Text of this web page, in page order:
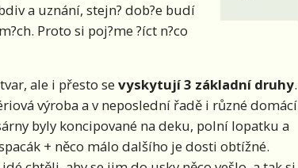
a uznání, stejn? dob?e budí
Proto si poj?me ?íct n?co
ale i přesto se vyskytují 3 základní druhy.
výroba a v neposlední řadě i různé domácí
byly koncipované na deku, polní lopatku a
+ něco málo dalšího je dosti obtížné.